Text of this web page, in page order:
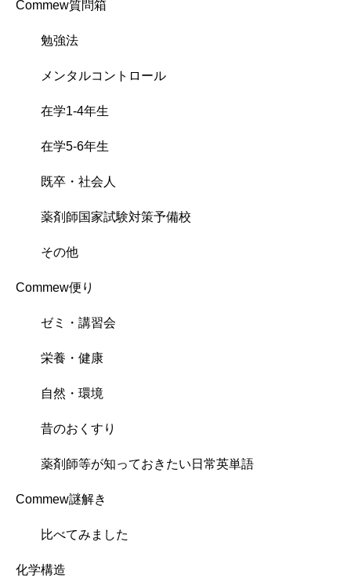
Commew質問箱
勉強法
メンタルコントロール
在学1-4年生
在学5-6年生
既卒・社会人
薬剤師国家試験対策予備校
その他
Commew便り
ゼミ・講習会
栄養・健康
自然・環境
昔のおくすり
薬剤師等が知っておきたい日常英単語
Commew謎解き
比べてみました
化学構造